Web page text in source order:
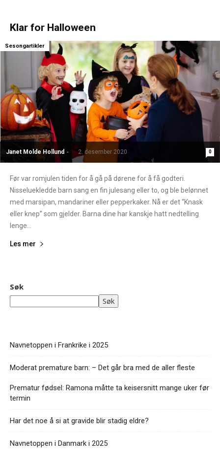
Klar for Halloween
Janet Molde Hollund - 2. desember 2020 0
Sesongartikler
Før var romjulen tiden for å gå på dørene for å få godteri.
Nisseluekledde barn sang en fin julesang eller to, og ble belønnet
med marsipan, mandariner eller pepperkaker. Nå er det “Knask
eller knep” som gjelder. Barna dine har kanskje hatt nedtelling
lenge...
Les mer
Søk
Søk
Navnetoppen i Frankrike i 2025
Moderat premature barn: – Det går bra med de aller fleste
Prematur fødsel: Ramona måtte ta keisersnitt mange uker før
termin
Har det noe å si at gravide blir stadig eldre?
Navnetoppen i Danmark i 2025